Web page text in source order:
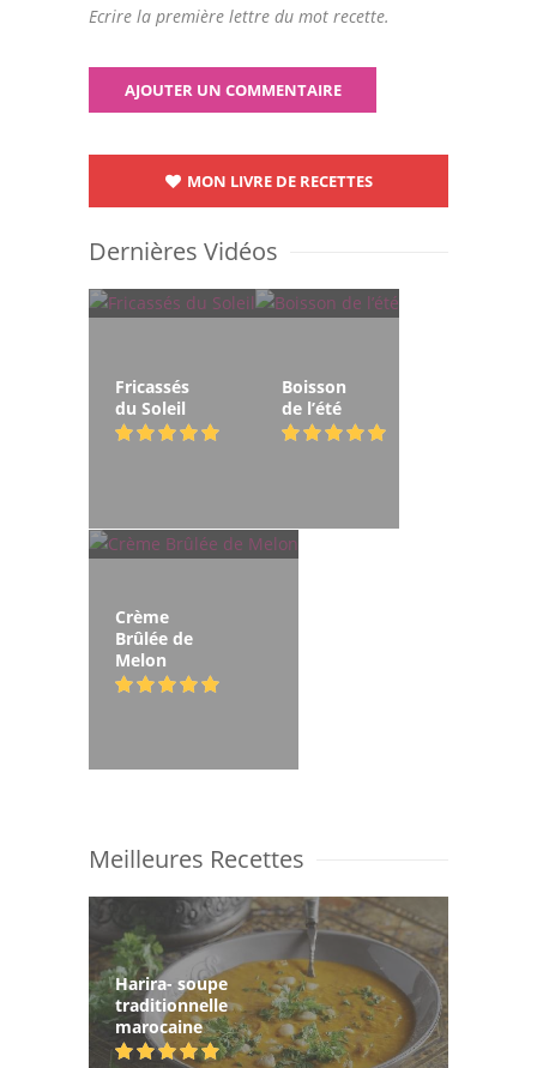
Ecrire la première lettre du mot recette.
MON LIVRE DE RECETTES
Dernières Vidéos
Fricassés
du Soleil
Boisson
de l’été
Crème
Brûlée de
Melon
Meilleures Recettes
Harira- soupe
traditionnelle
marocaine